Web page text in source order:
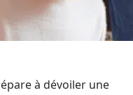
à dévoiler une